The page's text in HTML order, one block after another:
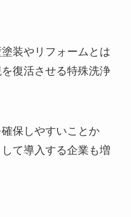
装やリフォームとは
復活させる特殊洗浄
保しやすいことか
て導入する企業も増